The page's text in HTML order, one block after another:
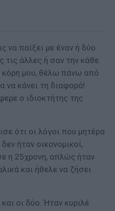
να παίξει με έναν ή δύο
τις άλλες ή σαν την κάθε
κόρη μου, θέλω πάνω από
να κάνει τη διαφορά!
ο ιδιοκτήτης της
ότι οι λόγοι που μητέρα
ήταν οικονομικοί,
η 25χρονη, απλώς ήταν
και ήθελε να ζήσει
οι δύο. Ήταν κυριλέ